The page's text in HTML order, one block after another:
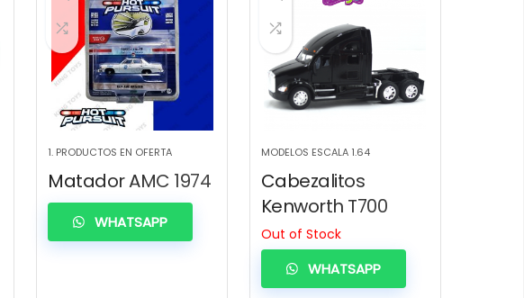
1. PRODUCTOS EN OFERTA
Matador AMC 1974
WHATSAPP
MODELOS ESCALA 1.64
Cabezalitos
Kenworth T700
Out of Stock
WHATSAPP